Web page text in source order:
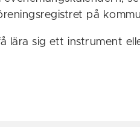
på
lära sig ett instrument